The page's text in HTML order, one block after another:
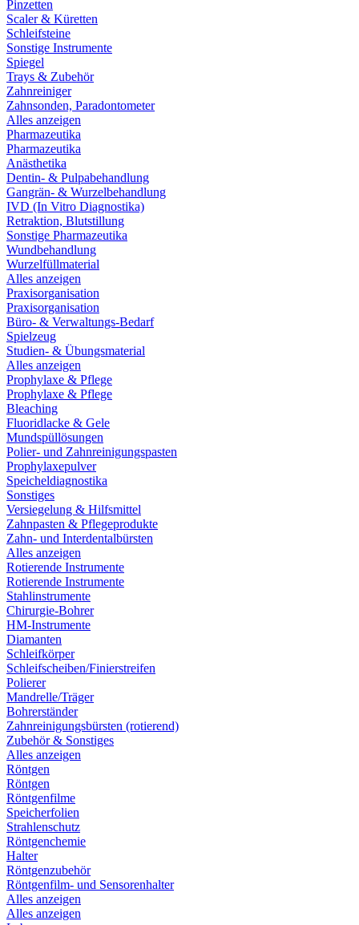
Pinzetten
Scaler & Küretten
Schleifsteine
Sonstige Instrumente
Spiegel
Trays & Zubehör
Zahnreiniger
Zahnsonden, Paradontometer
Alles anzeigen
Pharmazeutika
Pharmazeutika
Anästhetika
Dentin- & Pulpabehandlung
Gangrän- & Wurzelbehandlung
IVD (In Vitro Diagnostika)
Retraktion, Blutstillung
Sonstige Pharmazeutika
Wundbehandlung
Wurzelfüllmaterial
Alles anzeigen
Praxisorganisation
Praxisorganisation
Büro- & Verwaltungs-Bedarf
Spielzeug
Studien- & Übungsmaterial
Alles anzeigen
Prophylaxe & Pflege
Prophylaxe & Pflege
Bleaching
Fluoridlacke & Gele
Mundspüllösungen
Polier- und Zahnreinigungspasten
Prophylaxepulver
Speicheldiagnostika
Sonstiges
Versiegelung & Hilfsmittel
Zahnpasten & Pflegeprodukte
Zahn- und Interdentalbürsten
Alles anzeigen
Rotierende Instrumente
Rotierende Instrumente
Stahlinstrumente
Chirurgie-Bohrer
HM-Instrumente
Diamanten
Schleifkörper
Schleifscheiben/Finierstreifen
Polierer
Mandrelle/Träger
Bohrerständer
Zahnreinigungsbürsten (rotierend)
Zubehör & Sonstiges
Alles anzeigen
Röntgen
Röntgen
Röntgenfilme
Speicherfolien
Strahlenschutz
Röntgenchemie
Halter
Röntgenzubehör
Röntgenfilm- und Sensorenhalter
Alles anzeigen
Alles anzeigen